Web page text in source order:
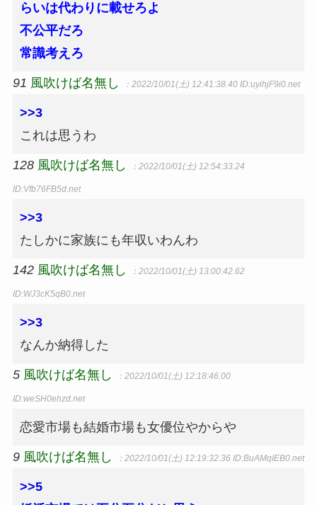
らいは代わりに載せろよ
不公平だろ
常識考えろ
91 風吹けば名無し ：2022/10/01(土) 12:41:38.40 ID:uyihjF9i0.net
>>3
これは思うわ
128 風吹けば名無し ：2022/10/01(土) 12:54:33.24
ID:Vfb76FB5d.net
>>3
たしかに家族にも年収いわんわ
142 風吹けば名無し ：2022/10/01(土) 13:00:42.62
ID:WJ3cK5qB0.net
>>3
なんか納得した
5 風吹けば名無し ：2022/10/01(土) 12:18:46.00
ID:weSH0ehzd.net
恋愛市場も結婚市場も女優位やからや
9 風吹けば名無し ：2022/10/01(土) 12:19:32.36 ID:BuAMqIEB0.net
>>5